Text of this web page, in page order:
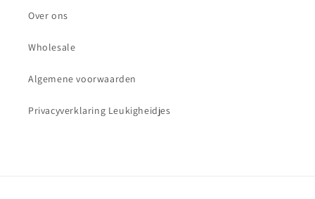
Over ons
Wholesale
Algemene voorwaarden
Privacyverklaring Leukigheidjes